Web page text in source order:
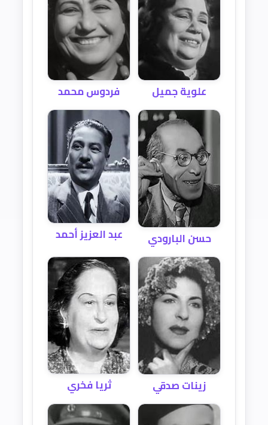
علوية جميل فردوس محمد
حسن البارودي عبد العزيز أحمد
زينات صدقي ثريا فخري